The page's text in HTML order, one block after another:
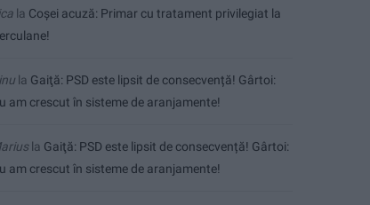
la Coșei acuză: Primar cu tratament privilegiat la
la Gaiţă: PSD este lipsit de consecvență! Gârtoi:
am crescut în sisteme de aranjamente!
la Gaiţă: PSD este lipsit de consecvență! Gârtoi:
am crescut în sisteme de aranjamente!